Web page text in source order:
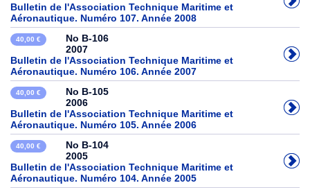
Bulletin de l'Association Technique Maritime et
Aéronautique. Numéro 107. Année 2008
40,00 €
No B-106
2007
Bulletin de l'Association Technique Maritime et
Aéronautique. Numéro 106. Année 2007
40,00 €
No B-105
2006
Bulletin de l'Association Technique Maritime et
Aéronautique. Numéro 105. Année 2006
40,00 €
No B-104
2005
Bulletin de l'Association Technique Maritime et
Aéronautique. Numéro 104. Année 2005